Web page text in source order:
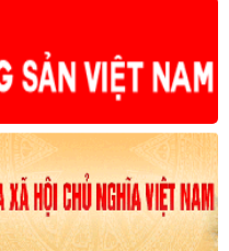
đoạn mới